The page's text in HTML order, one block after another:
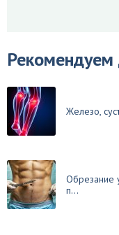
Рекомендуем
Железо,
Обрезание
п...